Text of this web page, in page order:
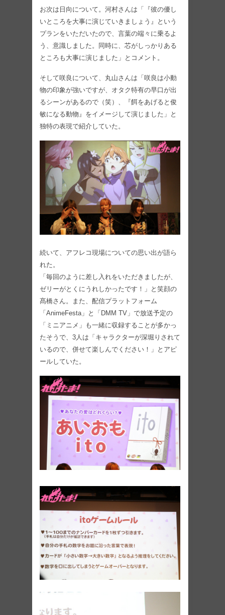
お次は日向について。河村さんは「『彼の優し
いところを大事に演じていきましょう』という
プランをいただいたので、言葉の端々に乗るよ
う、意識しました。同時に、芯がしっかりある
ところも大事に演じました」とコメント。
そして咲良について、丸山さんは「咲良は小動
物の印象が強いですが、オタク特有の早口が出
るシーンがあるので（笑）、『餌をあげると俊
敏になる動物』をイメージして演じました」と
独特の表現で紹介していた。
続いて、アフレコ現場についての思い出が語ら
れた。
「毎回のように差し入れをいただきましたが、
ゼリーがとくにうれしかったです！」と笑顔の
髙橋さん。また、配信プラットフォーム
「AnimeFesta」と「DMM TV」で放送予定の
「ミニアニメ」も一緒に収録することが多かっ
たそうで、3人は「キャラクターが深堀りされて
いるので、併せて楽しんでください！」とアピ
ールしていた。